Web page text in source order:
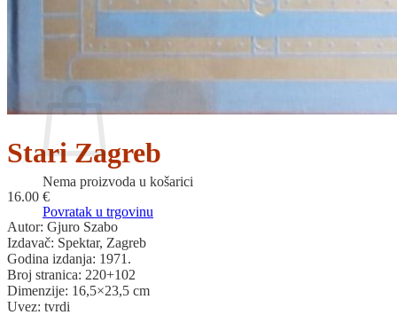
Povratak u trgovinu
Košarica
Nema proizvoda u košarici
Povratak u trgovinu
Stari Zagreb
16.00 €
Autor: Gjuro Szabo
Izdavač: Spektar, Zagreb
Godina izdanja: 1971.
Broj stranica: 220+102
Dimenzije: 16,5×23,5 cm
Uvez: tvrdi